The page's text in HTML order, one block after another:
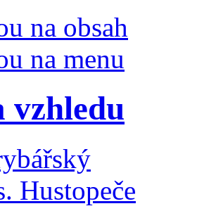
na obsah
na menu
vzhledu